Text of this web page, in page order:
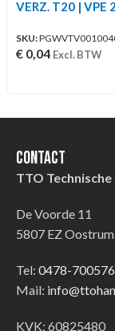
VERZ. T20 | VPE
SKU:
€ 0,04 Excl. BTW
Contact
TTO
De Voorde 11
5807 EZ Oostrum
Tel: 0478-700576
Mail:
KVK: 60825480